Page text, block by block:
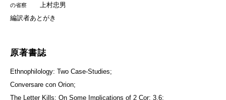
の省察上村忠男
編訳者あとがき
原著書誌
Ethnophilology: Two Case-Studies;
Conversare con Orion;
The Letter Kills: On Some Implications of 2 Cor: 3.6;